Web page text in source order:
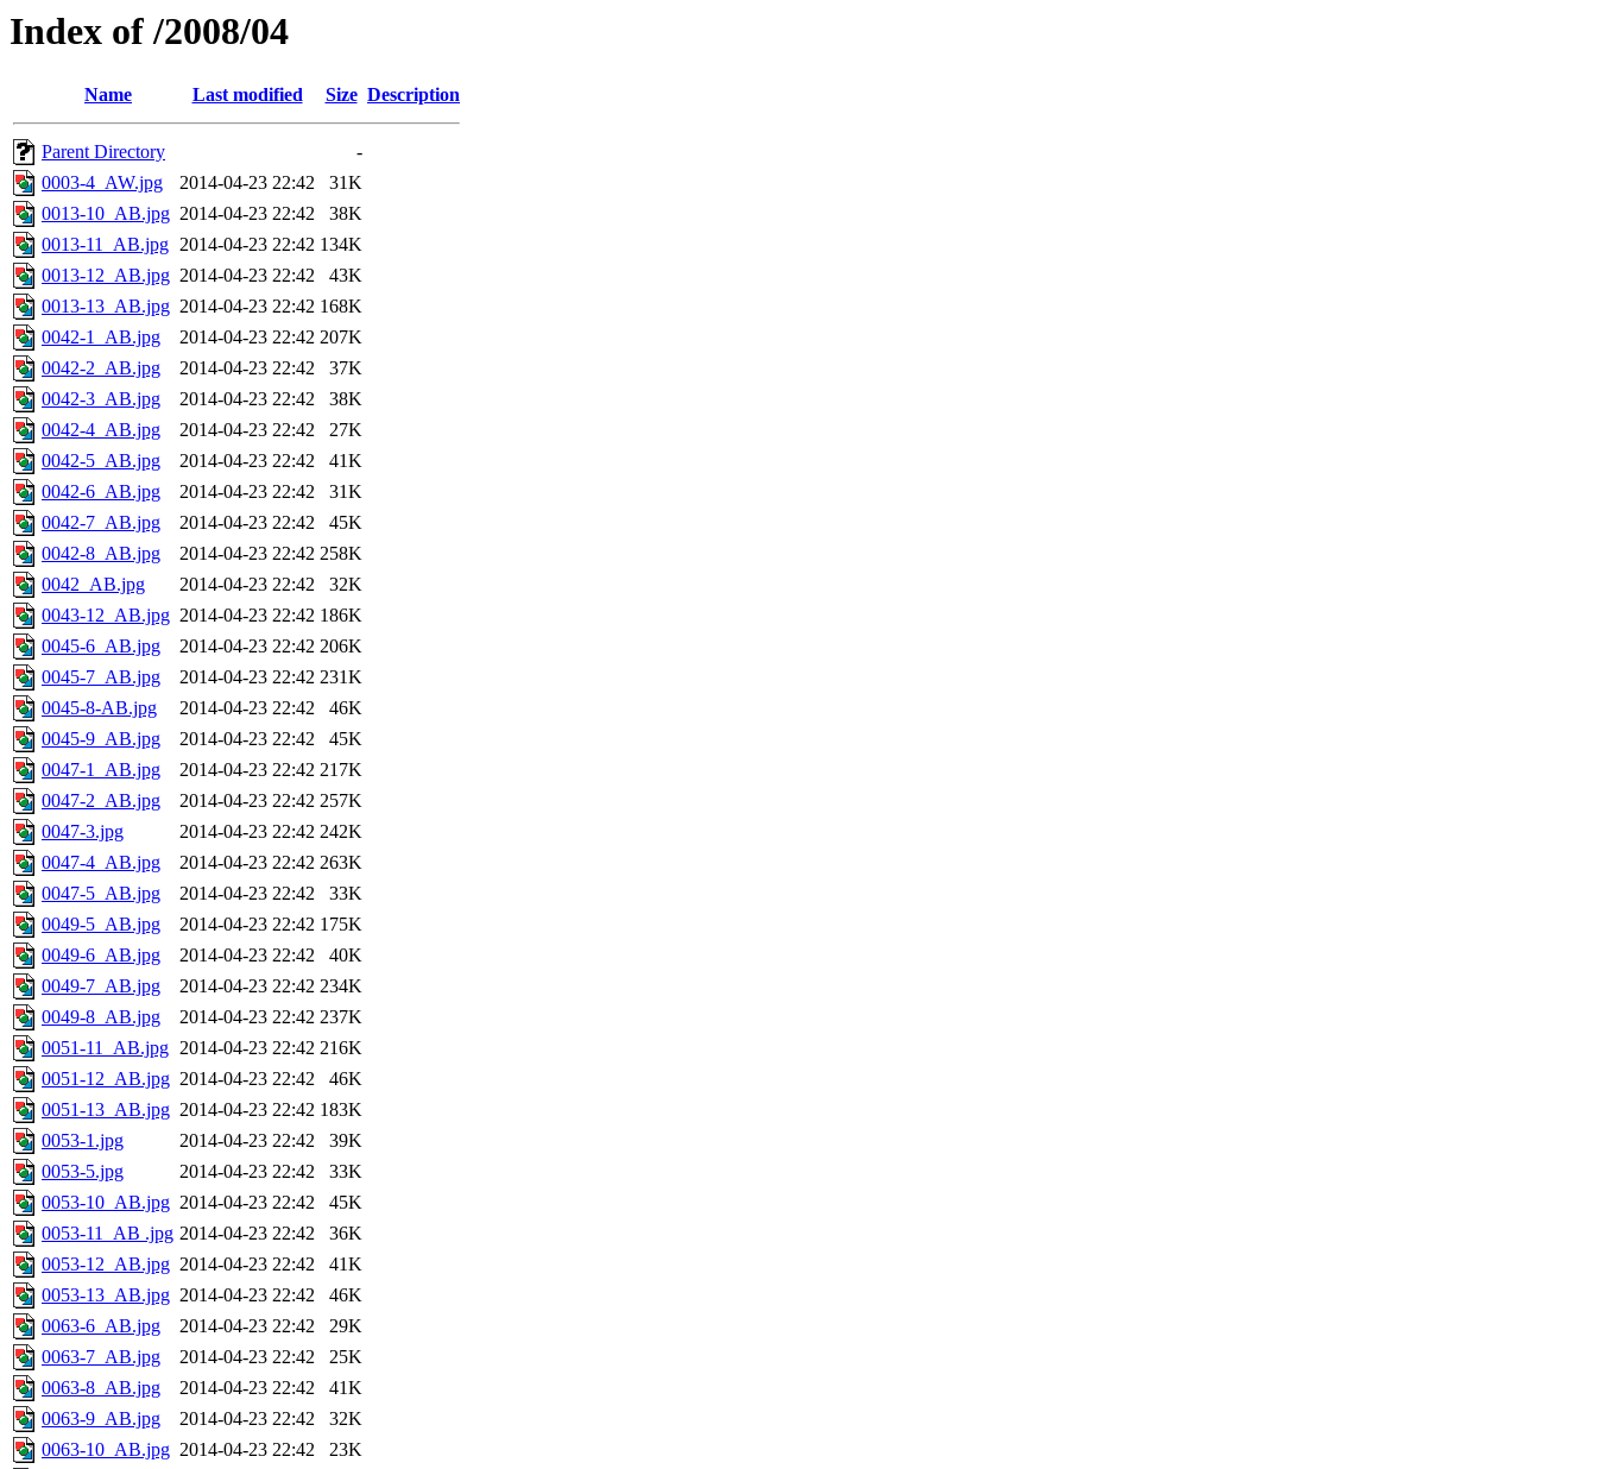
Index of /2008/04
Name Last modified Size Description
Parent Directory
-
0003-4_AW.jpg
2014-04-23 22:42
31K
0013-10_AB.jpg 2014-04-23 22:42
38K
0013-11_AB.jpg 2014-04-23 22:42 134K
0013-12_AB.jpg 2014-04-23 22:42
43K
0013-13_AB.jpg 2014-04-23 22:42 168K
0042-1_AB.jpg
2014-04-23 22:42 207K
0042-2_AB.jpg
2014-04-23 22:42
37K
0042-3_AB.jpg
2014-04-23 22:42
38K
0042-4_AB.jpg
2014-04-23 22:42
27K
0042-5_AB.jpg
2014-04-23 22:42
41K
0042-6_AB.jpg
2014-04-23 22:42
31K
0042-7_AB.jpg
2014-04-23 22:42
45K
0042-8_AB.jpg
2014-04-23 22:42 258K
0042_AB.jpg
2014-04-23 22:42
32K
0043-12_AB.jpg 2014-04-23 22:42 186K
0045-6_AB.jpg
2014-04-23 22:42 206K
0045-7_AB.jpg
2014-04-23 22:42 231K
0045-8-AB.jpg
2014-04-23 22:42
46K
0045-9_AB.jpg
2014-04-23 22:42
45K
0047-1_AB.jpg
2014-04-23 22:42 217K
0047-2_AB.jpg
2014-04-23 22:42 257K
0047-3.jpg
2014-04-23 22:42 242K
0047-4_AB.jpg
2014-04-23 22:42 263K
0047-5_AB.jpg
2014-04-23 22:42
33K
0049-5_AB.jpg
2014-04-23 22:42 175K
0049-6_AB.jpg
2014-04-23 22:42
40K
0049-7_AB.jpg
2014-04-23 22:42 234K
0049-8_AB.jpg
2014-04-23 22:42 237K
0051-11_AB.jpg 2014-04-23 22:42 216K
0051-12_AB.jpg 2014-04-23 22:42
46K
0051-13_AB.jpg 2014-04-23 22:42 183K
0053-1.jpg
2014-04-23 22:42
39K
0053-5.jpg
2014-04-23 22:42
33K
0053-10_AB.jpg 2014-04-23 22:42
45K
0053-11_AB .jpg 2014-04-23 22:42
36K
0053-12_AB.jpg 2014-04-23 22:42
41K
0053-13_AB.jpg 2014-04-23 22:42
46K
0063-6_AB.jpg
2014-04-23 22:42
29K
0063-7_AB.jpg
2014-04-23 22:42
25K
0063-8_AB.jpg
2014-04-23 22:42
41K
0063-9_AB.jpg
2014-04-23 22:42
32K
0063-10_AB.jpg 2014-04-23 22:42
23K